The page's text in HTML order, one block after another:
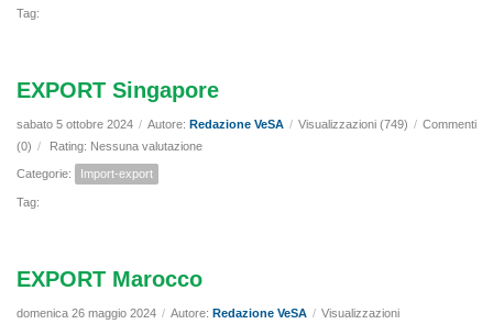
Tag:
EXPORT Singapore
sabato 5 ottobre 2024 / Autore: Redazione VeSA / Visualizzazioni (749) / Commenti
(0) / Rating: Nessuna valutazione
Categorie: Import-export
Tag:
EXPORT Marocco
domenica 26 maggio 2024 / Autore: Redazione VeSA / Visualizzazioni